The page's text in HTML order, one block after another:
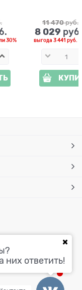
30%
11 470
8 029
выгода 3 441 руб.
них ответить!